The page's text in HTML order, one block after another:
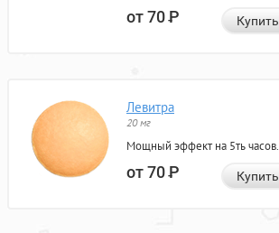
от 70Р Купить
Левитра
20 мг
Мощный эффект на 5ть часов.
от 70Р Купить